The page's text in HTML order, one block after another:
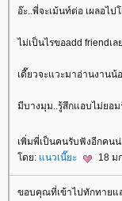
อ๊ะ..พี่จะเม้นท์ต่อ เผลอไ
ไม่เป็นไรขอadd friendเล
เดี๊ยวจะแวะมาอ่านงานน้
มีบางมุม..รู้สึกแอบไม่ยอ
เพิ่มพี่เป็นคนรับฟังอีกคนน่
ดย: นวเนี๊ยะ 18 ม
ขอบคุณที่เข้าไปทักทายแ